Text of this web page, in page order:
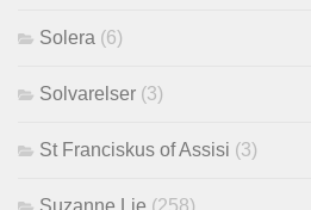
Solera (6)
Solvarelser (3)
St Franciskus of Assisi (3)
Suzanne Lie (258)